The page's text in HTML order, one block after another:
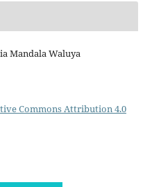
Mandala Waluya
Commons Attribution 4.0